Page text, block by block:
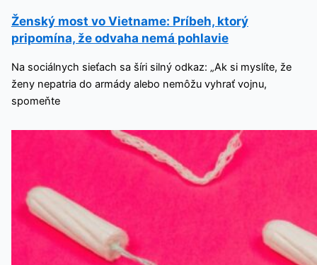
Ženský most vo Vietname: Príbeh, ktorý
pripomína, že odvaha nemá pohlavie
Na sociálnych sieťach sa šíri silný odkaz: „Ak si myslíte, že
ženy nepatria do armády alebo nemôžu vyhrať vojnu,
spomeňte